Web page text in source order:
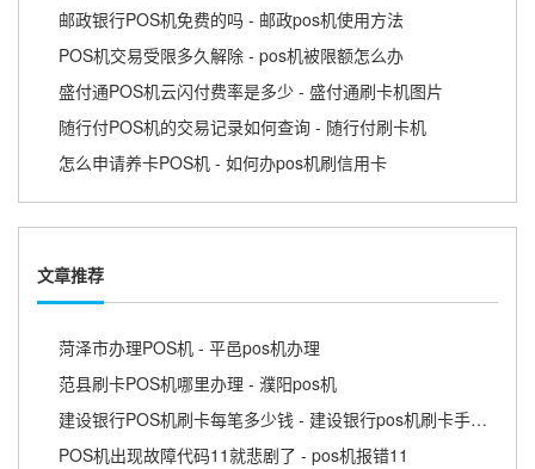
邮政银行POS机免费的吗 - 邮政pos机使用方法
POS机交易受限多久解除 - pos机被限额怎么办
盛付通POS机云闪付费率是多少 - 盛付通刷卡机图片
随行付POS机的交易记录如何查询 - 随行付刷卡机
怎么申请养卡POS机 - 如何办pos机刷信用卡
文章推荐
菏泽市办理POS机 - 平邑pos机办理
范县刷卡POS机哪里办理 - 濮阳pos机
建设银行POS机刷卡每笔多少钱 - 建设银行pos机刷卡手续费怎么算
POS机出现故障代码11就悲剧了 - pos机报错11